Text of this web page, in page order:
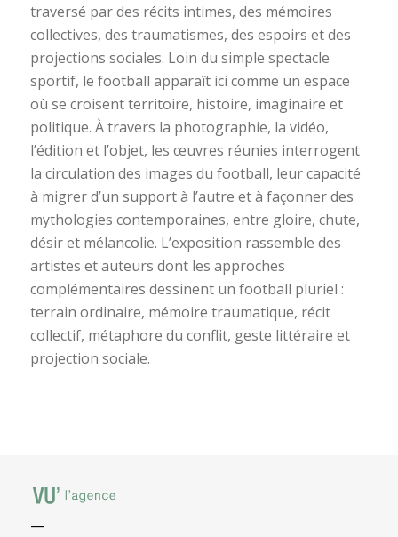
traversé par des récits intimes, des mémoires
collectives, des traumatismes, des espoirs et des
projections sociales. Loin du simple spectacle
sportif, le football apparaît ici comme un espace
où se croisent territoire, histoire, imaginaire et
politique. À travers la photographie, la vidéo,
l’édition et l’objet, les œuvres réunies interrogent
la circulation des images du football, leur capacité
à migrer d’un support à l’autre et à façonner des
mythologies contemporaines, entre gloire, chute,
désir et mélancolie. L’exposition rassemble des
artistes et auteurs dont les approches
complémentaires dessinent un football pluriel :
terrain ordinaire, mémoire traumatique, récit
collectif, métaphore du conflit, geste littéraire et
projection sociale.
—